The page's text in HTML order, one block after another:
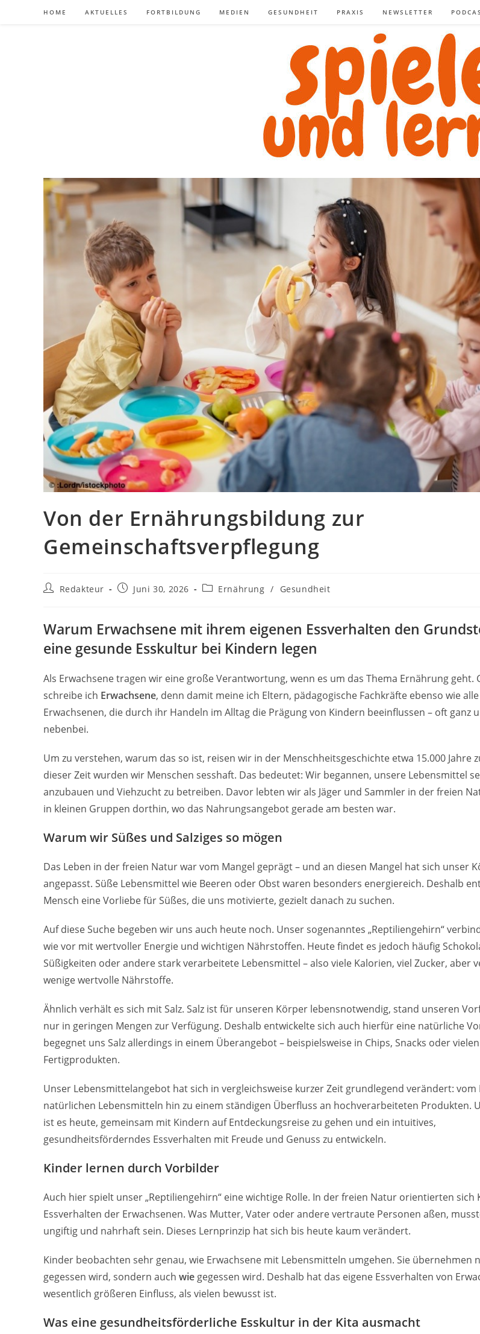
HOME AKTUELLES FORTBILDUNG MEDIEN GESUNDHEIT PRAXIS NEWSLETTER
Von der Ernährungsbildung zur
Gemeinschaftsverpflegung
Beitrags-
Redakteur
BeitragJuni 30, 2026
Beitrags-
Ernährung / Gesundheit
Warum Erwachsene mit ihrem eigenen Essverhalten den
eine gesunde Esskultur bei Kindern legen
Als Erwachsene tragen wir eine große Verantwortung, wenn es um das Thema Ernährung geht.
schreibe ich Erwachsene, denn damit meine ich Eltern, pädagogische Fachkräfte ebenso wie
Erwachsenen, die durch ihr Handeln im Alltag die Prägung von Kindern beeinflussen – oft ganz
nebenbei.
Um zu verstehen, warum das so ist, reisen wir in der Menschheitsgeschichte etwa 15.000 Jahre
dieser Zeit wurden wir Menschen sesshaft. Das bedeutet: Wir begannen, unsere Lebensmittel
anzubauen und Viehzucht zu betreiben. Davor lebten wir als Jäger und Sammler in der freien
in kleinen Gruppen dorthin, wo das Nahrungsangebot gerade am besten war.
Warum wir Süßes und Salziges so mögen
Das Leben in der freien Natur war vom Mangel geprägt – und an diesen Mangel hat sich unser
angepasst. Süße Lebensmittel wie Beeren oder Obst waren besonders energiereich. Deshalb
Mensch eine Vorliebe für Süßes, die uns motivierte, gezielt danach zu suchen.
Auf diese Suche begeben wir uns auch heute noch. Unser sogenanntes „Reptiliengehirn“
wie vor mit wertvoller Energie und wichtigen Nährstoffen. Heute findet es jedoch häufig
Süßigkeiten oder andere stark verarbeitete Lebensmittel – also viele Kalorien, viel Zucker, aber
wenige wertvolle Nährstoffe.
Ähnlich verhält es sich mit Salz. Salz ist für unseren Körper lebensnotwendig, stand unseren
nur in geringen Mengen zur Verfügung. Deshalb entwickelte sich auch hierfür eine natürliche
begegnet uns Salz allerdings in einem Überangebot – beispielsweise in Chips, Snacks oder vielen
Fertigprodukten.
Unser Lebensmittelangebot hat sich in vergleichsweise kurzer Zeit grundlegend verändert: vom
natürlichen Lebensmitteln hin zu einem ständigen Überfluss an hochverarbeiteten Produkten.
ist es heute, gemeinsam mit Kindern auf Entdeckungsreise zu gehen und ein intuitives,
gesundheitsförderndes Essverhalten mit Freude und Genuss zu entwickeln.
Kinder lernen durch Vorbilder
Auch hier spielt unser „Reptiliengehirn“ eine wichtige Rolle. In der freien Natur orientierten sich
Essverhalten der Erwachsenen. Was Mutter, Vater oder andere vertraute Personen aßen,
ungiftig und nahrhaft sein. Dieses Lernprinzip hat sich bis heute kaum verändert.
Kinder beobachten sehr genau, wie Erwachsene mit Lebensmitteln umgehen. Sie übernehmen
gegessen wird, sondern auch wie gegessen wird. Deshalb hat das eigene Essverhalten von
wesentlich größeren Einfluss, als vielen bewusst ist.
Was eine gesundheitsförderliche Esskultur in der Kita ausmacht